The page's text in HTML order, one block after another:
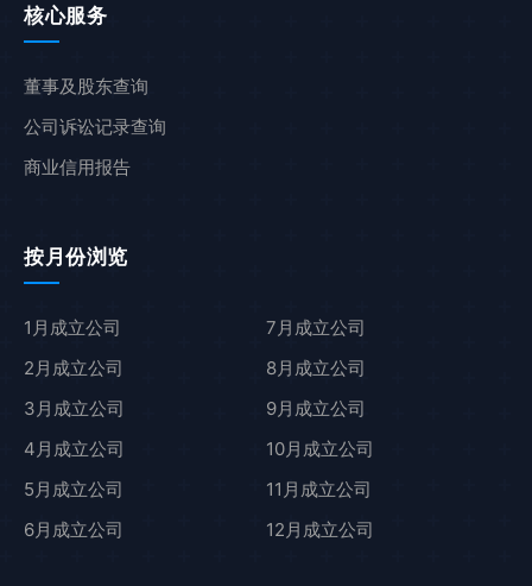
核心服务
董事及股东查询
公司诉讼记录查询
商业信用报告
按月份浏览
1月成立公司
2月成立公司
3月成立公司
4月成立公司
5月成立公司
6月成立公司
7月成立公司
8月成立公司
9月成立公司
10月成立公司
11月成立公司
12月成立公司